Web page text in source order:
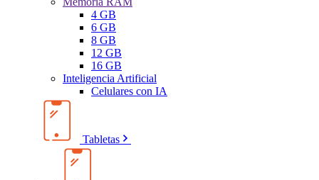
4 GB
6 GB
8 GB
12 GB
16 GB
Inteligencia Artificial
Celulares con IA
Tabletas